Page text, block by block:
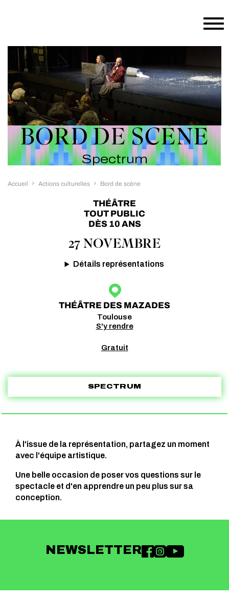
BORD DE SCÈNE
Spectrum
Accueil Actions culturelles Bord de scène
THÉÂTRE
TOUT PUBLIC
DÈS 10 ANS
27 NOVEMBRE
Détails représentations
THÉÂTRE DES MAZADES
Toulouse
S'y rendre
Gratuit
SPECTRUM
À l'issue de la représentation, partagez un moment
avec l'équipe artistique.
Une belle occasion de poser vos questions sur le
spectacle et d'en apprendre un peu plus sur sa
conception.
NEWSLETTER